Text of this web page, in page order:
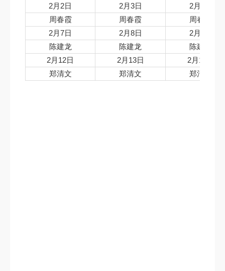
2月2日
2月3日
2月4日
周春霞
周春霞
周春霞
2月7日
2月8日
2月9日
陈建龙
陈建龙
陈建龙
2月12日
2月13日
2月14日
郑清文
郑清文 郑清文